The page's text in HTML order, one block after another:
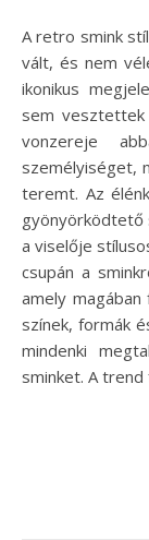
A retro smink stílus az utóbbi években egyre népszerűbbé
vált, és nem
ikonikus
sem vesztettek
vonzereje
személyiséget,
teremt. Az
gyönyörködtető
a viselője
csupán a
amely
színek, formák
mindenki
sminket. A